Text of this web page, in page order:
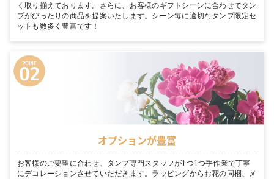
く取り揃えております。さらに、お客様のギフトシーンに合わせてタン
プがぴったりの商品を提案いたします。シーン毎に適切なタンプ限定セ
ットも数多く豊富です！
オプションが豊富
お客様のご要望に合わせ、タンプ専門スタッフが1つ1つ手作業で丁寧
にデコレーションさせていただきます。ラッピングからお花の同梱、メ